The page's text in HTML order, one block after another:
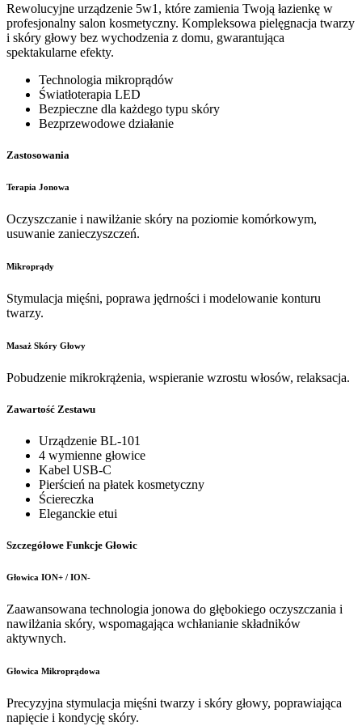
Rewolucyjne urządzenie 5w1, które zamienia Twoją łazienkę w
profesjonalny salon kosmetyczny. Kompleksowa pielęgnacja twarzy
i skóry głowy bez wychodzenia z domu, gwarantująca
spektakularne efekty.
Technologia mikroprądów
Światłoterapia LED
Bezpieczne dla każdego typu skóry
Bezprzewodowe działanie
Zastosowania
Terapia Jonowa
Oczyszczanie i nawilżanie skóry na poziomie komórkowym,
usuwanie zanieczyszczeń.
Mikroprądy
Stymulacja mięśni, poprawa jędrności i modelowanie konturu
twarzy.
Masaż Skóry Głowy
Pobudzenie mikrokrążenia, wspieranie wzrostu włosów, relaksacja.
Zawartość Zestawu
Urządzenie BL-101
4 wymienne głowice
Kabel USB-C
Pierścień na płatek kosmetyczny
Ściereczka
Eleganckie etui
Szczegółowe Funkcje Głowic
Głowica ION+ / ION-
Zaawansowana technologia jonowa do głębokiego oczyszczania i
nawilżania skóry, wspomagająca wchłanianie składników
aktywnych.
Głowica Mikroprądowa
Precyzyjna stymulacja mięśni twarzy i skóry głowy, poprawiająca
napięcie i kondycję skóry.